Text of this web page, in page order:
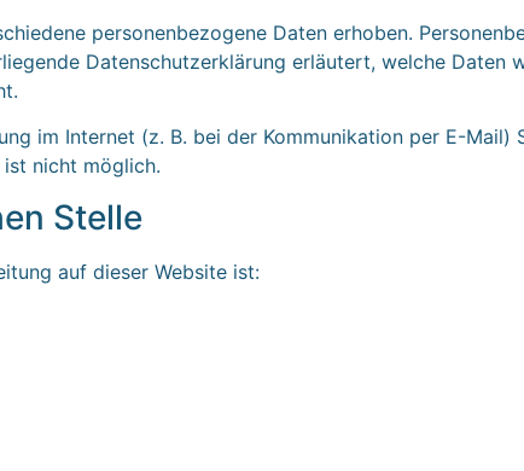
personenbezogene Daten erhoben.
Datenschutzerklärung erläutert, welche Daten
im Internet (z. B. bei der Kommunikation per E-Mail)
nicht möglich.
Stelle
auf dieser Website ist: